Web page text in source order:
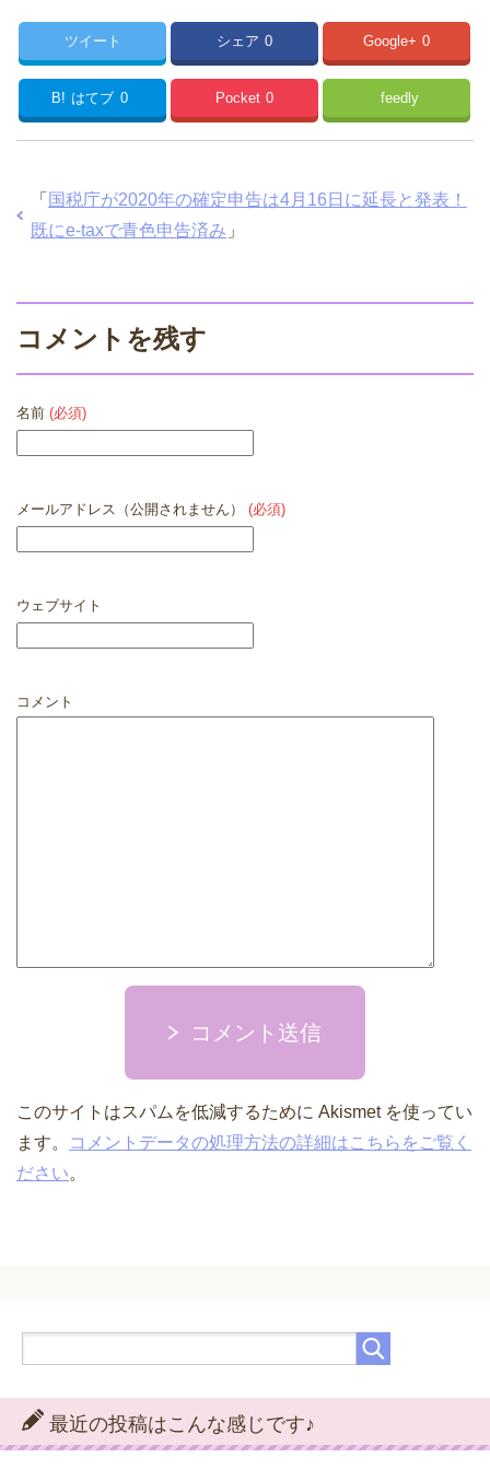
ツイート シェア 0 Google+ 0
B! はてブ 0 Pocket 0 feedly
「 国税庁が2020年の確定申告は4月16日に延長と発表！
既にe-taxで青色申告済み 」
コメントを残す
名前 (必須)
メールアドレス（公開されません） (必須)
ウェブサイト
コメント
コメント送信
このサイトはスパムを低減するために Akismet を使ってい
ます。
コメントデータの処理方法の詳細はこちらをご覧く
ださい。
最近の投稿はこんな感じです♪